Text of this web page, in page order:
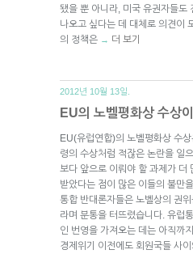
됐을 뿐 아니라, 미국 유권자들도
나오고 싶다는 데 대체로 의견이
의 정책은 → 더 보기
2012년 10월 13일.
EU의 노벨평화상 수상
EU(유럽연합)의 노벨평화상 수
령의 수상처럼 적잖은 논란을 일
보다 앞으로 이뤄야 할 과제가 더
받았다는 점이 많은 이들의 불만
통합 반대론자들은 노벨상의 권
라며 분통을 터뜨렸습니다. 유럽
인 번영을 가져오는 데는 아직까
경제위기 이전에도 회원국들 사